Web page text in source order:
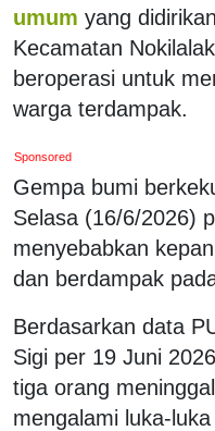
umum yang
Kecamatan
beroperasi untuk
warga terdampak.
Sponsored
Gempa bumi
Selasa (16/6/2026)
menyebabkan
dan berdampak
Berdasarkan data
Sigi per 19 Juni
tiga orang
mengalami luka-